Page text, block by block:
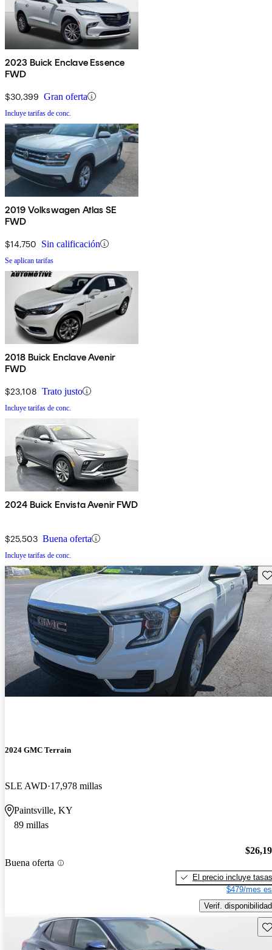
2023 Buick Enclave Essence
FWD
$30,399 Gran oferta
Incluye tarifas de conc.
2019 Volkswagen Atlas SE
FWD
$14,750 Sin calificación
Se aplican tarifas
2018 Buick Enclave Avenir
FWD
$23,108 Trato justo
Incluye tarifas de conc.
2024 Buick Envista Avenir FWD
$25,503 Buena oferta
Incluye tarifas de conc.
2024 GMC Terrain
SLE AWD 17,978 millas
Paintsville, KY
89 millas
Buena oferta
El precio incluye tasas
$479/mes
Verif. disponibilidad